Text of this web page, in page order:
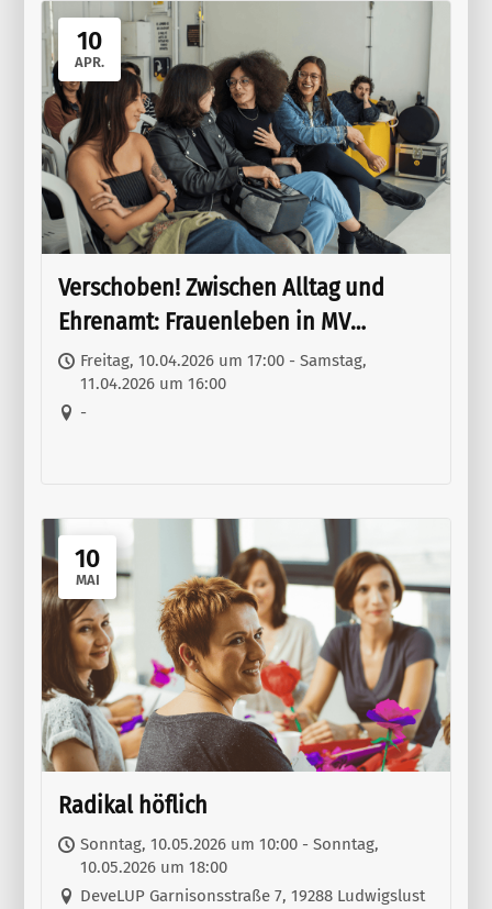
10
APR.
Verschoben! Zwischen Alltag und
Ehrenamt: Frauenleben in MV
(Gendersensibilität und
Antifeminismus)
Freitag, 10.04.2026 um 17:00 - Samstag,
11.04.2026 um 16:00
-
10
MAI
Radikal höflich
Sonntag, 10.05.2026 um 10:00 - Sonntag,
10.05.2026 um 18:00
DeveLUP Garnisonsstraße 7, 19288 Ludwigslust